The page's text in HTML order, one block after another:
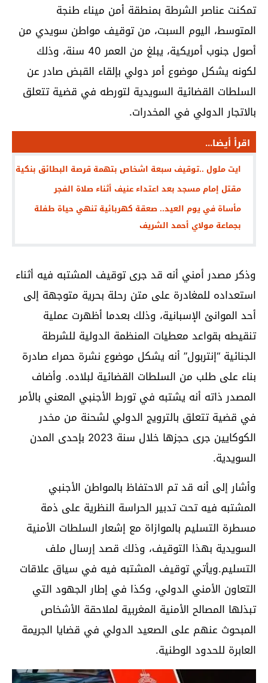
تمكنت عناصر الشرطة بمنطقة أمن ميناء طنجة
المتوسط، اليوم السبت، من توقيف مواطن سويدي من
أصول جنوب أمريكية، يبلغ من العمر 40 سنة، وذلك
لكونه يشكل موضوع أمر دولي بإلقاء القبض صادر عن
السلطات القضائية السويدية لتورطه في قضية تتعلق
بالاتجار الدولي في المخدرات.
اقرأ أيضا...
ايت ملول ..توقيف سبعة اشخاص بتهمة قرصة البطائق بنكية
مقتل إمام مسجد بعد اعتداء عنيف أثناء صلاة الفجر
مأساة في يوم العيد.. صعقة كهربائية تنهي حياة طفلة
بجماعة مولاي أحمد الشريف
وذكر مصدر أمني أنه قد جرى توقيف المشتبه فيه أثناء
استعداده للمغادرة على متن رحلة بحرية متوجهة إلى
أحد الموانئ الإسبانية، وذلك بعدما أظهرت عملية
تنقيطه بقواعد معطيات المنظمة الدولية للشرطة
الجنائية “إنتربول” أنه يشكل موضوع نشرة حمراء صادرة
بناء على طلب من السلطات القضائية لبلاده. وأضاف
المصدر ذاته أنه يشتبه في تورط الأجنبي المعني بالأمر
في قضية تتعلق بالترويج الدولي لشحنة من مخدر
الكوكايين جرى حجزها خلال سنة 2023 بإحدى المدن
السويدية.
وأشار إلى أنه قد تم الاحتفاظ بالمواطن الأجنبي
المشتبه فيه تحت تدبير الحراسة النظرية على ذمة
مسطرة التسليم بالموازاة مع إشعار السلطات الأمنية
السويدية بهذا التوقيف، وذلك قصد إرسال ملف
التسليم.ويأتي توقيف المشتبه فيه في سياق علاقات
التعاون الأمني الدولي، وكذا في إطار الجهود التي
تبذلها المصالح الأمنية المغربية لملاحقة الأشخاص
المبحوث عنهم على الصعيد الدولي في قضايا الجريمة
العابرة للحدود الوطنية.